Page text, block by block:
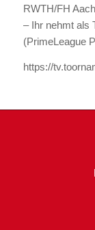
RWTH/FH
– Ihr nehmt als
(PrimeLeague
https://